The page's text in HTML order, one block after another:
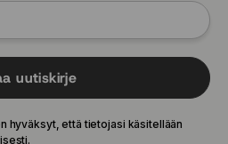
uutiskirje
hyväksyt, että tietojasi käsitellään